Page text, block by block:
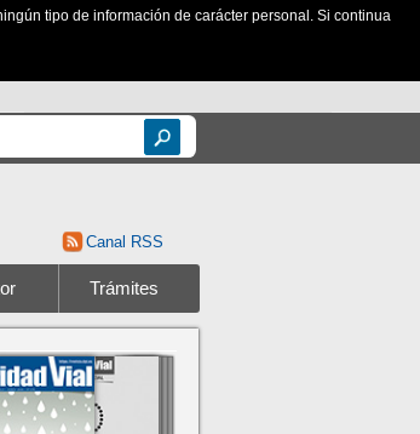
tipo de información de carácter personal. Si continua
Canal RSS
Trámites